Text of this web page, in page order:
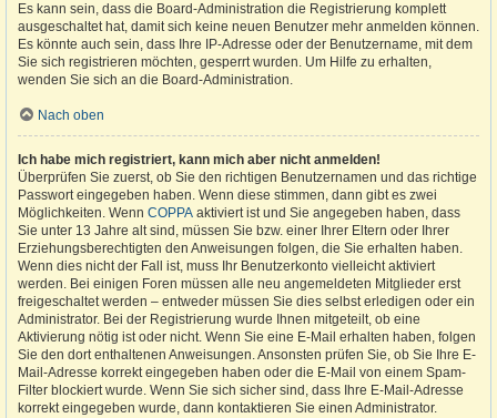
Es kann sein, dass die Board-Administration die Registrierung komplett
ausgeschaltet hat, damit sich keine neuen Benutzer mehr anmelden können.
Es könnte auch sein, dass Ihre IP-Adresse oder der Benutzername, mit dem
Sie sich registrieren möchten, gesperrt wurden. Um Hilfe zu erhalten,
wenden Sie sich an die Board-Administration.
Nach oben
Ich habe mich registriert, kann mich aber nicht anmelden!
Überprüfen Sie zuerst, ob Sie den richtigen Benutzernamen und das richtige
Passwort eingegeben haben. Wenn diese stimmen, dann gibt es zwei
Möglichkeiten. Wenn COPPA aktiviert ist und Sie angegeben haben, dass
Sie unter 13 Jahre alt sind, müssen Sie bzw. einer Ihrer Eltern oder Ihrer
Erziehungsberechtigten den Anweisungen folgen, die Sie erhalten haben.
Wenn dies nicht der Fall ist, muss Ihr Benutzerkonto vielleicht aktiviert
werden. Bei einigen Foren müssen alle neu angemeldeten Mitglieder erst
freigeschaltet werden – entweder müssen Sie dies selbst erledigen oder ein
Administrator. Bei der Registrierung wurde Ihnen mitgeteilt, ob eine
Aktivierung nötig ist oder nicht. Wenn Sie eine E-Mail erhalten haben, folgen
Sie den dort enthaltenen Anweisungen. Ansonsten prüfen Sie, ob Sie Ihre E-
Mail-Adresse korrekt eingegeben haben oder die E-Mail von einem Spam-
Filter blockiert wurde. Wenn Sie sich sicher sind, dass Ihre E-Mail-Adresse
korrekt eingegeben wurde, dann kontaktieren Sie einen Administrator.